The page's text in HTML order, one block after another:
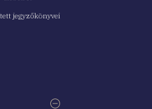
jegyzőkönyvei